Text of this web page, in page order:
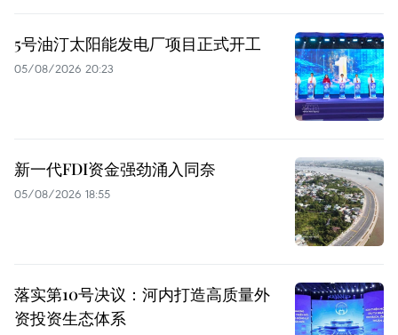
5号油汀太阳能发电厂项目正式开工
05/08/2026 20:23
新一代FDI资金强劲涌入同奈
05/08/2026 18:55
落实第10号决议：河内打造高质量外
资投资生态体系